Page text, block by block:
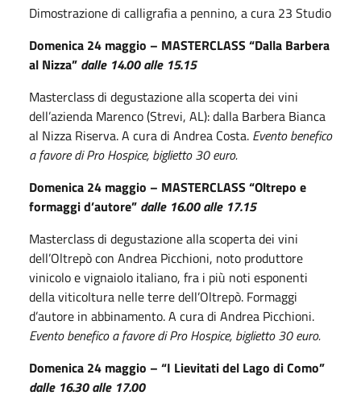
Dimostrazione di calligrafia a pennino, a cura 23 Studio
Domenica 24 maggio – MASTERCLASS “Dalla Barbera
al Nizza” dalle 14.00 alle 15.15
Masterclass di degustazione alla scoperta dei vini
dell’azienda Marenco (Strevi, AL): dalla Barbera Bianca
al Nizza Riserva. A cura di Andrea Costa. Evento benefico
a favore di Pro Hospice, biglietto 30 euro.
Domenica 24 maggio – MASTERCLASS “Oltrepo e
formaggi d’autore” dalle 16.00 alle 17.15
Masterclass di degustazione alla scoperta dei vini
dell’Oltrepò con Andrea Picchioni, noto produttore
vinicolo e vignaiolo italiano, fra i più noti esponenti
della viticoltura nelle terre dell’Oltrepò. Formaggi
d’autore in abbinamento. A cura di Andrea Picchioni.
Evento benefico a favore di Pro Hospice, biglietto 30 euro.
Domenica 24 maggio – “I Lievitati del Lago di Como”
dalle 16.30 alle 17.00